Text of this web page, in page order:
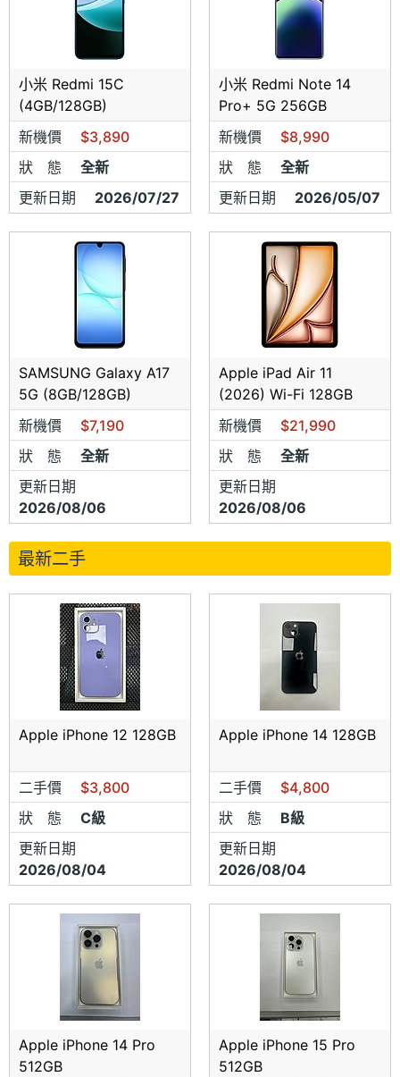
小米 Redmi 15C
(4GB/128GB)
新機價
$3,890
狀 態
全新
更新日期
2026/07/27
小米 Redmi Note 14
Pro+ 5G 256GB
新機價
$8,990
狀 態
全新
更新日期
2026/05/07
SAMSUNG Galaxy A17
5G (8GB/128GB)
新機價
$7,190
狀 態
全新
更新日期
2026/08/06
Apple iPad Air 11
(2026) Wi-Fi 128GB
新機價
$21,990
狀 態
全新
更新日期
2026/08/06
最新二手
Apple iPhone 12 128GB
二手價
$3,800
狀 態
C級
更新日期
2026/08/04
Apple iPhone 14 128GB
二手價
$4,800
狀 態
B級
更新日期
2026/08/04
Apple iPhone 14 Pro
512GB
Apple iPhone 15 Pro
512GB